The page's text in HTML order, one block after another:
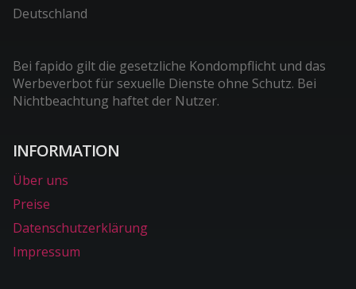
Deutschland
Bei fapido gilt die gesetzliche Kondompflicht und das
Werbeverbot für sexuelle Dienste ohne Schutz. Bei
Nichtbeachtung haftet der Nutzer.
INFORMATION
Über uns
Preise
Datenschutzerklärung
Impressum